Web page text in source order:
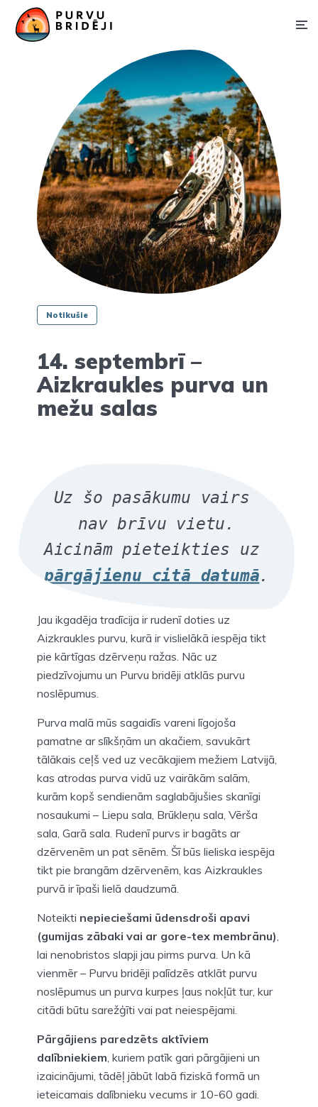
Notikušie
14. septembrī –
Aizkraukles purva un
mežu salas
Uz šo pasākumu vairs
nav brīvu vietu.
Aicinām pieteikties
pārgājienu citā datumā.
Jau ikgadēja tradīcija ir rudenī doties uz
Aizkraukles purvu, kurā ir vislielākā iespēja tikt
pie kārtīgas dzērveņu ražas. Nāc uz
piedzīvojumu un Purvu bridēji atklās purvu
noslēpumus.
Purva malā mūs sagaidīs vareni līgojoša
pamatne ar slīkšņām un akačiem, savukārt
tālākais ceļš ved uz vecākajiem mežiem Latvijā,
kas atrodas purva vidū uz vairākām salām,
kurām kopš sendienām saglabājušies skanīgi
nosaukumi – Liepu sala, Brūkleņu sala, Vērša
sala, Garā sala. Rudenī purvs ir bagāts ar
dzērvenēm un pat sēnēm. Šī būs lieliska iespēja
tikt pie brangām dzērvenēm, kas Aizkraukles
purvā ir īpaši lielā daudzumā.
Noteikti nepieciešami ūdensdroši apavi
(gumijas zābaki vai ar gore-tex membrānu)
lai nenobristos slapji jau pirms purva. Un kā
vienmēr – Purvu bridēji palīdzēs atklāt purvu
noslēpumus un purva kurpes ļaus nokļūt tur, kur
citādi būtu sarežģīti vai pat neiespējami.
Pārgājiens paredzēts aktīviem
dalībniekiem , kuriem patīk gari pārgājieni un
izaicinājumi, tādēļ jābūt labā fiziskā formā un
ieteicamais dalībnieku vecums ir 10-60 gadi.